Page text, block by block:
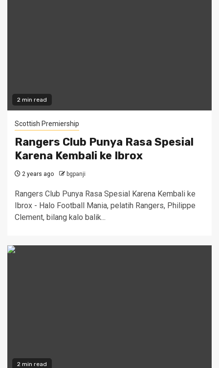
2 min read
Scottish Premiership
Rangers Club Punya Rasa Spesial
Karena Kembali ke Ibrox
2 years ago bgpanji
Rangers Club Punya Rasa Spesial Karena Kembali ke
Ibrox - Halo Football Mania, pelatih Rangers, Philippe
Clement, bilang kalo balik...
2 min read